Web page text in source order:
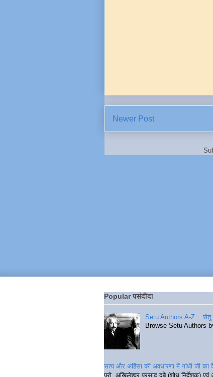
Newer Post
Popular पसंदीदा
Setu Authors A-Z ::
Browse Setu Authors
सत्य और अहिंसा की अवधारणा में गांधी जी का
प्रो. अखिलेश्वर प्रसाद दुबे (शोध निर्देशक) एवं